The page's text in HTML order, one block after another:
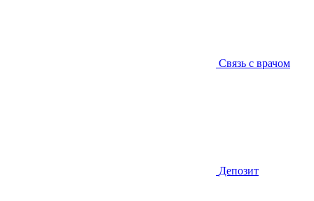
Связь с врачом
Депозит